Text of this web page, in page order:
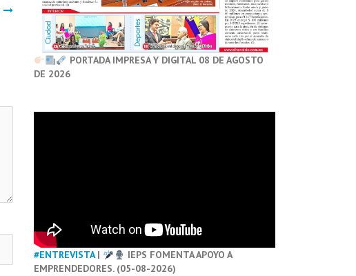
PORTADA IMPRESA Y DIGITAL 08 DE AGOSTO
DE 2026
#ENTREVISTA|
IEPS FOMENTA APOYO A
EMPRENDEDORES. (05-08-2026)